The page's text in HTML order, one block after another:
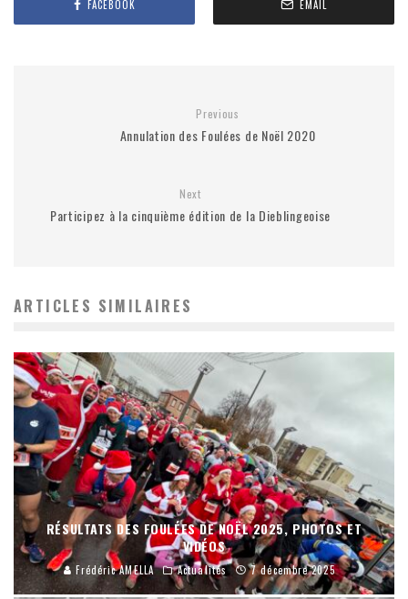
FACEBOOK EMAIL
Previous
Annulation des Foulées de Noël 2020
Next
Participez à la cinquième édition de la Dieblingeoise
ARTICLES SIMILAIRES
RÉSULTATS DES FOULÉES DE NOËL 2025, PHOTOS ET
VIDÉOS
Frédéric AMELLA Actualités 7 décembre 2025